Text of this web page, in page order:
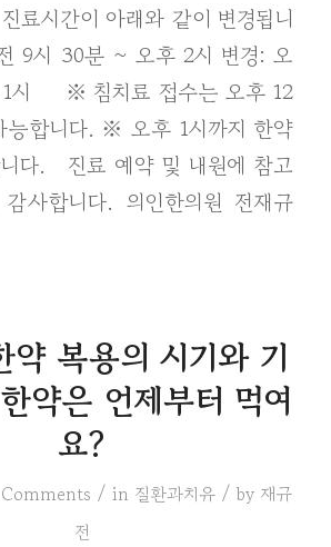
료시간이 아래와 같이 변경됩니
9시 30분 ~ 오후 2시 변경: 오
1시 ※ 침치료 접수는 오후 12
능합니다. ※ 오후 1시까지 한약
다. 진료 예약 및 내원에 참고
사합니다. 의인한의원 전재규
약 복용의 시기와 기
약은 언제부터 먹여
요?
/ in 질환과치유 / by 재규
전